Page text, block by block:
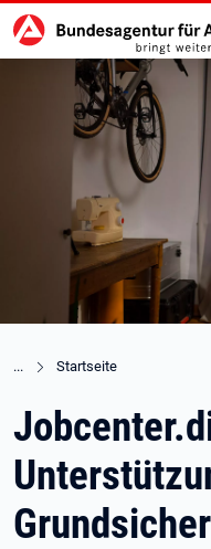
zu den Hauptinhalten
Startseite